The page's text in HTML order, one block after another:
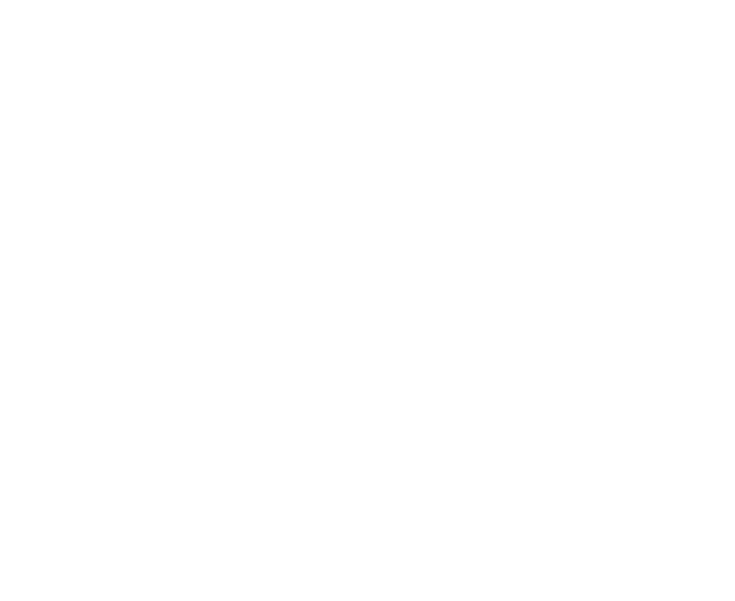
website, you accept that cookies are used to help us analyze how the website is used and to offer